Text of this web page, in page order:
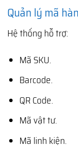
Quản lý mã
Hệ thống hỗ trợ:
Mã SKU.
Barcode.
QR Code.
Mã vật tư.
Mã linh kiện.